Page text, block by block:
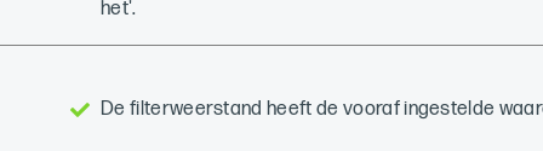
het'.
De filterweerstand heeft de vooraf ingestelde